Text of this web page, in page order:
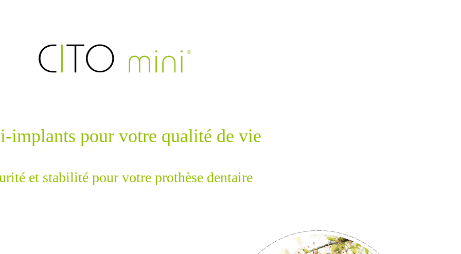
implants pour votre qualité de vie
et stabilité pour votre prothèse dentaire